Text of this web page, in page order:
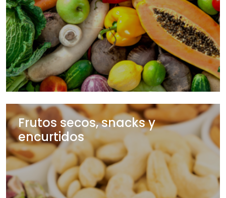
Frutos secos, snacks y
encurtidos